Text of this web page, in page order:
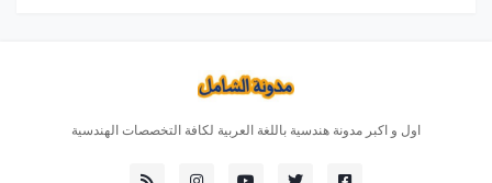
اول و اكبر مدونة هندسية باللغة العربية لكافة التخصصات الهندسية